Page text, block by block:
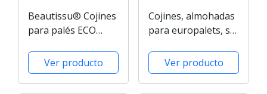
Beautissu® Cojines
para palés ECO
respaldo
120x40x10-20 cm :
Gris claro - Cojín:
Ver producto
Cojines, almohadas
para europalets, set
Ver producto